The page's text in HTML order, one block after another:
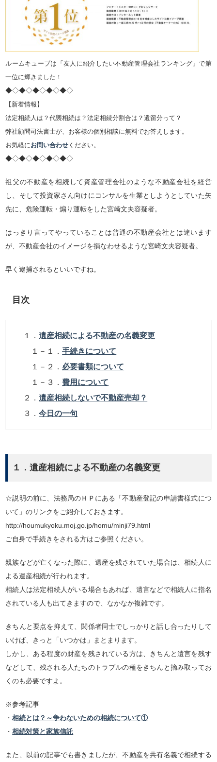
ルームキューブは「友人に紹介したい不動産管理会社ランキング」で第
一位に輝きました！
◆◇◆◇◆◇◆◇◆◇
【新着情報】
法定相続人は？代襲相続は？法定相続分割合は？遺留分って？
弊社顧問司法書士が、お客様の個別相談に無料でお答えします。
お気軽に お問い合わせ ください。
◆◇◆◇◆◇◆◇◆◇
祖父の不動産を相続して資産管理会社のような不動産会社を経営
し、そして投資家さん向けにコンサルを生業としようとしていた矢
先に、危険運転・煽り運転をした宮崎文夫容疑者。
はっきり言ってやっていることは普通の不動産会社とは違います
が、不動産会社のイメージを損なわせるような宮崎文夫容疑者。
早く逮捕されるといいですね。
目次
１．遺産相続による不動産の名義変更
１－１．手続きについて
１－２． 必要書類について
１－３．費用について
２．遺産相続しないで不動産売却？
３．今日の一句
１．遺産相続による不動産の名義変更
☆説明の前に、法務局のＨＰにある「不動産登記の申請書様式につ
いて」のリンクをご紹介しておきます。
http://houmukyoku.moj.go.jp/homu/minji79.html
ご自身で手続きをされる方はご参照ください。
親族などが亡くなった際に、遺産を残されていた場合は、相続人に
よる遺産相続が行われます。
相続人は法定相続人がいる場合もあれば、遺言などで相続人に指名
されている人も出てきますので、なかなか複雑です。
きちんと要点を抑えて、関係者同士でしっかりと話し合ったりして
いけば、きっと「いつかは」まとまります。
しかし、ある程度の財産を残されている方は、きちんと遺言を残す
などして、残される人たちのトラブルの種をきちんと摘み取ってお
くのも必要ですよ。
※参考記事
・相続とは？～争わないための相続について①
・相続対策と家族信託
また、以前の記事でも書きましたが、不動産を共有名義で相続する